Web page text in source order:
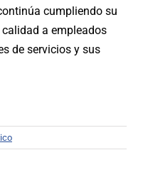
cumpliendo su
a empleados
de servicios y sus